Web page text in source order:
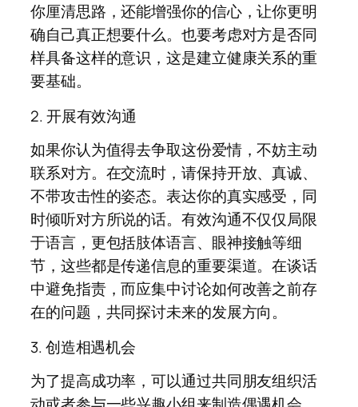
你厘清思路，还能增强你的信心，让你更明
确自己真正想要什么。也要考虑对方是否同
样具备这样的意识，这是建立健康关系的重
要基础。
2. 开展有效沟通
如果你认为值得去争取这份爱情，不妨主动
联系对方。在交流时，请保持开放、真诚、
不带攻击性的姿态。表达你的真实感受，同
时倾听对方所说的话。有效沟通不仅仅局限
于语言，更包括肢体语言、眼神接触等细
节，这些都是传递信息的重要渠道。在谈话
中避免指责，而应集中讨论如何改善之前存
在的问题，共同探讨未来的发展方向。
3. 创造相遇机会
为了提高成功率，可以通过共同朋友组织活